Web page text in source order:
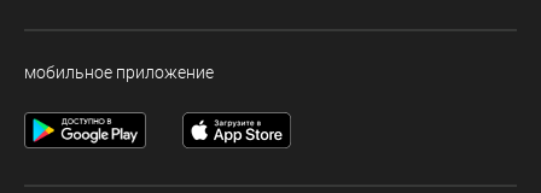
мобильное приложение